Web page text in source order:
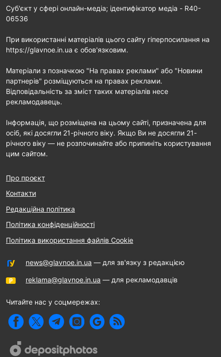
Cуб'єкт у сфері онлайн-медіа; ідентифікатор медіа - R40-
06536
При використанні матеріалів цього сайту гіперпосилання на
https://glavnoe.in.ua є обов'язковим.
Матеріали з позначкою "На правах реклами" або "Новини
партнерів" розміщуються на правах реклами.
Відповідальність за зміст таких матеріалів несе
рекламодавець.
Інформація, що розміщена на цьому сайті, призначена для
осіб, які досягли 21-річного віку. Якщо Ви не досягли 21-
річного віку — не розпочинайте або припиніть користування
цим сайтом.
Про проєкт
Контакти
Редакційна політика
Політика конфіденційності
Політика використання файлів Cookie
news@glavnoe.in.ua — для зв'язку з редакцією
reklama@glavnoe.in.ua — для рекламодавців
Читайте нас у соцмережах: